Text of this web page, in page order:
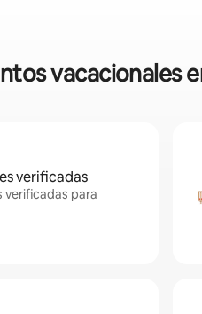
vacacionales
verificadas
verificadas para